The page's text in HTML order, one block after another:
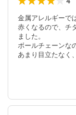
金属アレルギーで
赤くなるので、チ
ました。
ボールチェーンな
あまり目立たなく